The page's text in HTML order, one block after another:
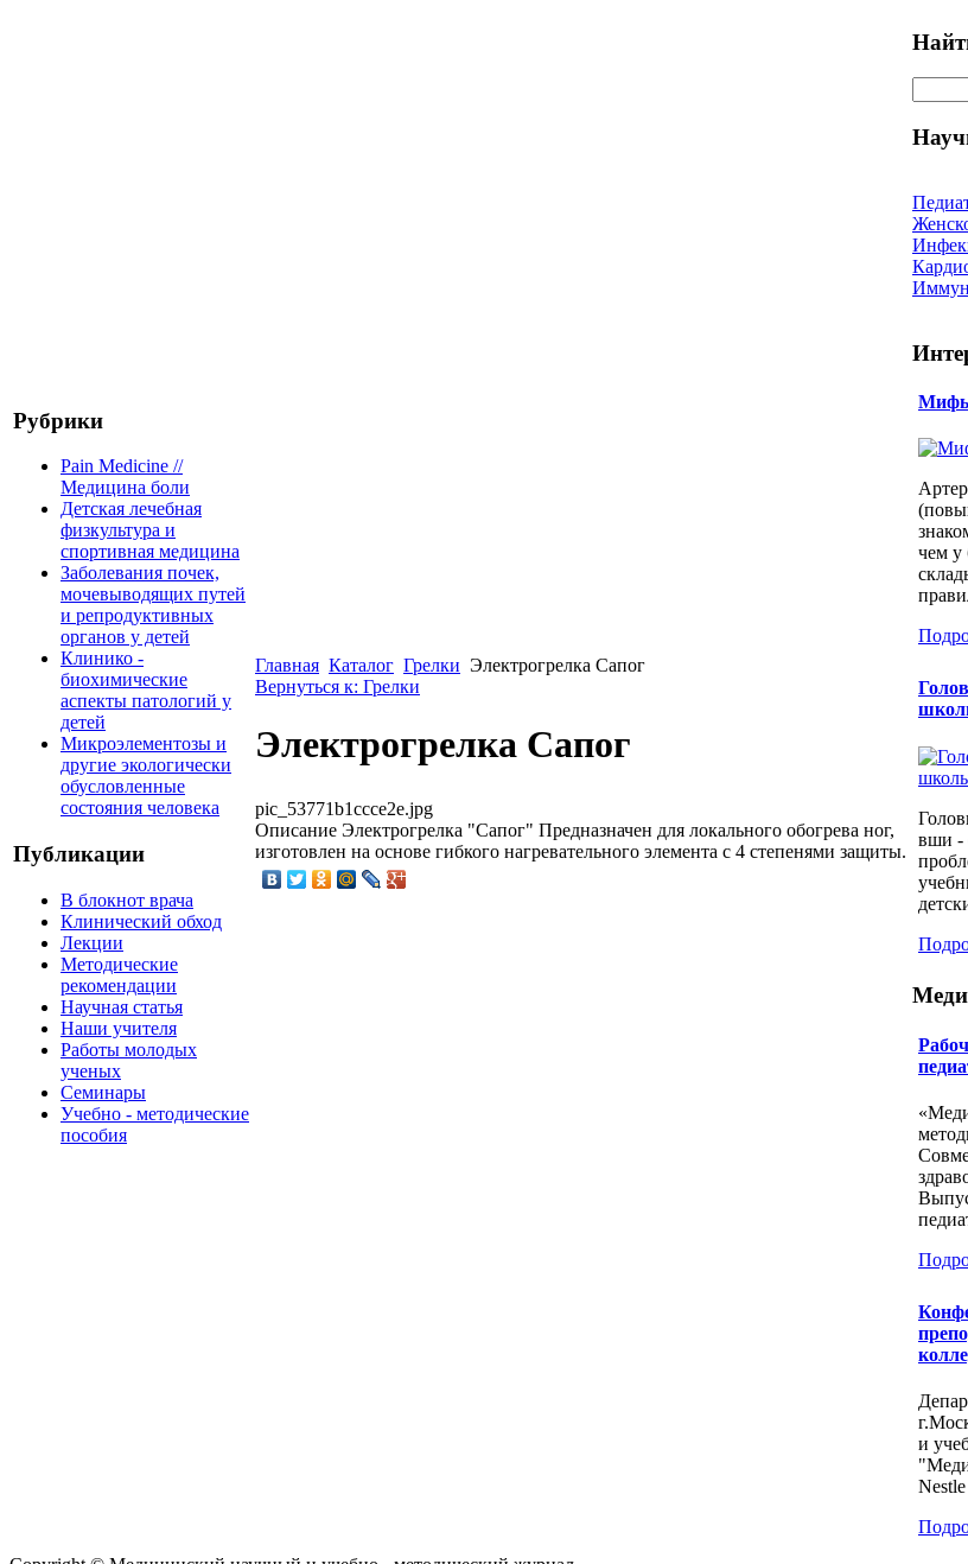
Рубрики
Pain Medicine //
Медицина боли
Детская лечебная
физкультура и
спортивная медицина
Заболевания почек,
мочевыводящих путей
и репродуктивных
органов у детей
Клинико -
биохимические
аспекты патологий у
детей
Микроэлементозы и
другие экологически
обусловленные
состояния человека
Публикации
В блокнот врача
Клинический обход
Лекции
Методические
рекомендации
Научная статья
Наши учителя
Работы молодых
ученых
Семинары
Учебно - методические
пособия
Главная Каталог Грелки Электрогрелка Сапог
Вернуться к: Грелки
Электрогрелка Сапог
pic_53771b1ccce2e.jpg
Описание Электрогрелка "Сапог" Предназначен для локального обогрева ног,
изготовлен на основе гибкого нагревательного элемента с 4 степенями защиты.
Мифы
чем у
вши -
и